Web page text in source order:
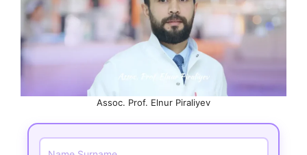
Assoc. Prof. Elnur Piraliyev